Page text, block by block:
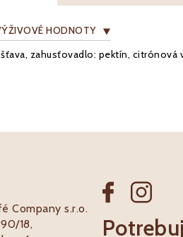
HODNOTY
zahusťovadlo: pektín, citrónová
Company s.r.o.
18,